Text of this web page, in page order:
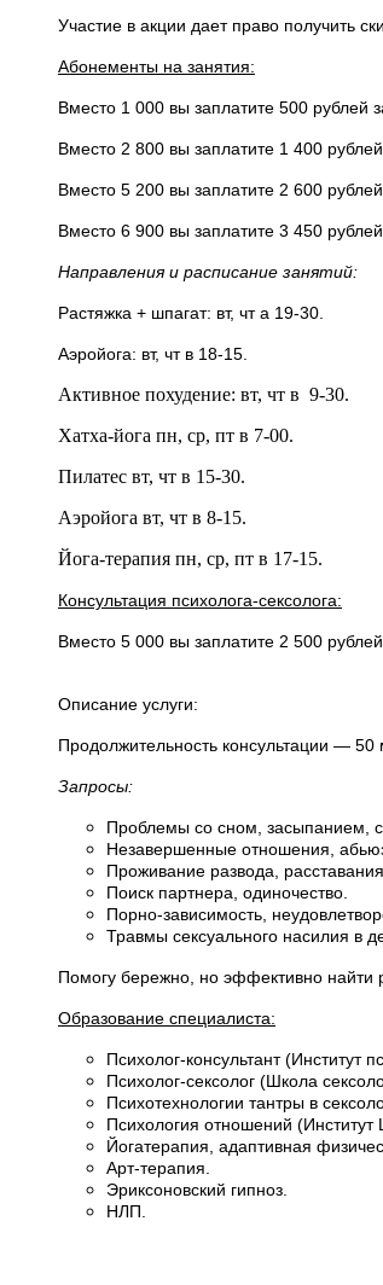
Участие в акции дает право получить
Абонементы на занятия:
Вместо 1 000 вы заплатите 500 рублей
Вместо 2 800 вы заплатите 1 400
Вместо 5 200 вы заплатите 2 600
Вместо 6 900 вы заплатите 3 450
Направления и расписание занятий:
Растяжка + шпагат: вт, чт а 19-30.
Аэройога: вт, чт в 18-15.
Активное похудение: вт, чт в 9-30.
Хатха-йога пн, ср, пт в 7-00.
Пилатес вт, чт в 15-30.
Аэройога вт, чт в 8-15.
Йога-терапия пн, ср, пт в 17-15.
Консультация психолога-сексолога:
Вместо 5 000 вы заплатите 2 500
Описание услуги:
Продолжительность консультации — 50
Запросы:
Проблемы со сном, засыпанием,
Незавершенные отношения,
Проживание развода,
Поиск партнера, одиночество.
Порно-зависимость,
Травмы сексуального насилия в
Помогу бережно, но эффективно найти
Образование специалиста:
Психолог-консультант (Институт
Психолог-сексолог (Школа
Психотехнологии тантры в
Психология отношений (Институт
Йогатерапия, адаптивная
Арт-терапия.
Эриксоновский гипноз.
НЛП.